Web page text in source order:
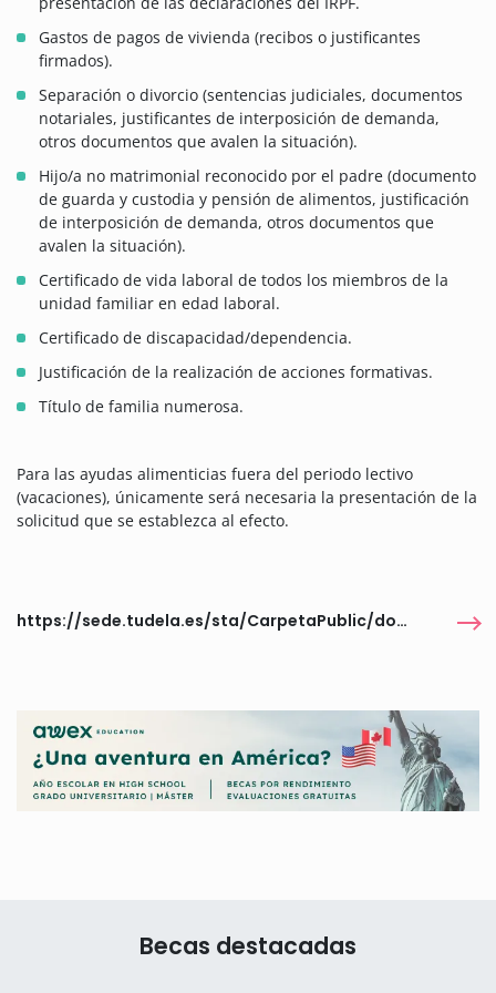
Gastos de pagos de vivienda (recibos o justificantes
firmados).
Separación o divorcio (sentencias judiciales, documentos
notariales, justificantes de interposición de demanda,
otros documentos que avalen la situación).
Hijo/a no matrimonial reconocido por el padre (documento
de guarda y custodia y pensión de alimentos, justificación
de interposición de demanda, otros documentos que
avalen la situación).
Certificado de vida laboral de todos los miembros de la
unidad familiar en edad laboral.
Certificado de discapacidad/dependencia.
Justificación de la realización de acciones formativas.
Título de familia numerosa.
Para las ayudas alimenticias fuera del periodo lectivo
(vacaciones), únicamente será necesaria la presentación de la
solicitud que se establezca al efecto.
https://sede.tudela.es/sta/CarpetaPublic/doEvent
Becas destacadas